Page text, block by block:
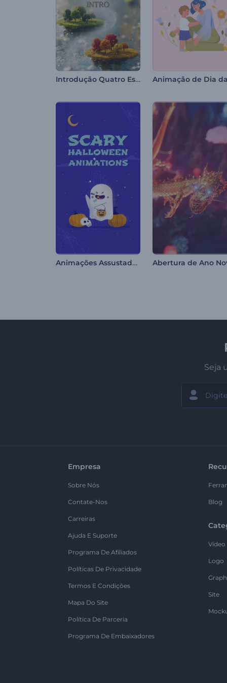
Introdução Quatro Estações
Animações Assustadoras de Halloween
Seja
Empresa
Sobre Nós
Contate-Nos
Carreiras
Ajuda E Suporte
Programa De Afiliados
Políticas De Privacidade
Termos E Condições
Mapa Do Site
Política De Parceria
Programa De Embaixadores
Blog
Vídeo
Logo
Site